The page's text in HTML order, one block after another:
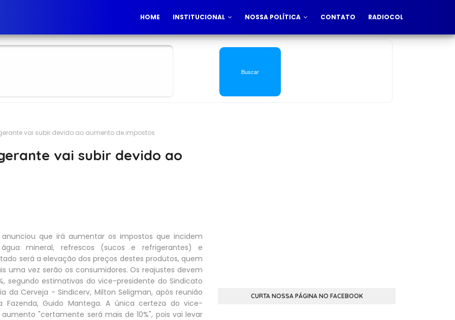
HOME INSTITUCIONAL NOSSA POLÍTICA CONTATO RADIOCOL
vai subir devido ao aumento de impostos
vai subir devido ao
que irá aumentar os impostos que incidem
mineral, refrescos (sucos e refrigerantes) e
será a elevação dos preços destes produtos, quem
uma vez serão os consumidores. Os reajustes devem
segundo estimativas do vice-presidente do Sindicato
da Cerveja - Sindicerv, Milton Seligman, após reunião
Guido Mantega. A única certeza do vice-
"certamente será mais de 10%", pois vai levar
CURTA NOSSA PÁGINA NO FACEBOOK